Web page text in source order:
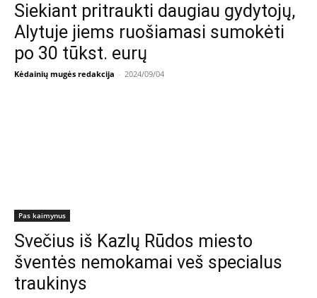
Siekiant pritraukti daugiau gydytojų,
Alytuje jiems ruošiamasi sumokėti
po 30 tūkst. eurų
Kėdainių mugės redakcija - 2024/09/04
Pas kaimynus
Svečius iš Kazlų Rūdos miesto
šventės nemokamai veš specialus
traukinys